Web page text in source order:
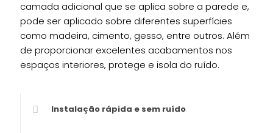
camada adicional que se aplica sobre a parede e,
pode ser aplicado sobre diferentes superfícies
como madeira, cimento, gesso, entre outros. Além
de proporcionar excelentes acabamentos nos
espaços interiores, protege e isola do ruído.
Instalação rápida e sem ruído